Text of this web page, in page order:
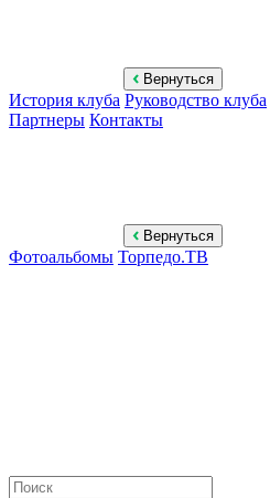
Вернуться
История клуба Руководство клуба
Партнеры Контакты
Вернуться
Фотоальбомы Торпедо.ТВ